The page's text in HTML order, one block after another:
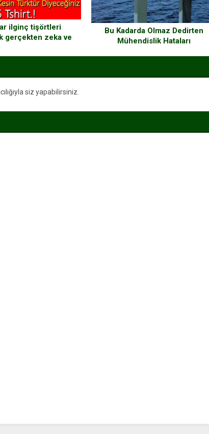
ilginç tişörtleri
gerçekten zeka ve
Bu Kadarda Olmaz Dedirten
Mühendislik Hataları
siz yapabilirsiniz.